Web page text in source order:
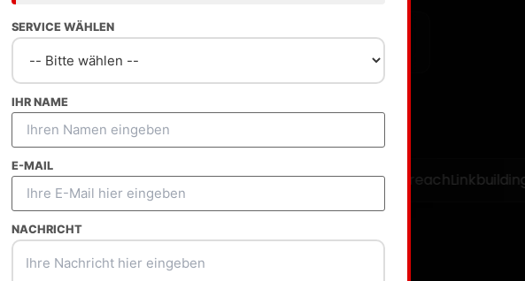
SERVICE WÄHLEN
IHR NAME
E-MAIL
NACHRICHT
Ranking ansehen Agentur eintragen
Guest Posting E-Commerce SEO OutreachLinkbuilding